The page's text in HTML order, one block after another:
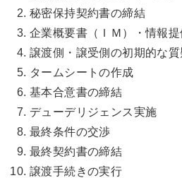
秘密保持契約書の締結
企業概要書（ＩＭ）・情報
譲渡側・譲受側の初期的な質
タームシートの作成
基本合意書の締結
デューデリジェンス実施
最終条件の交渉
最終契約書の締結
譲渡手続きの実行